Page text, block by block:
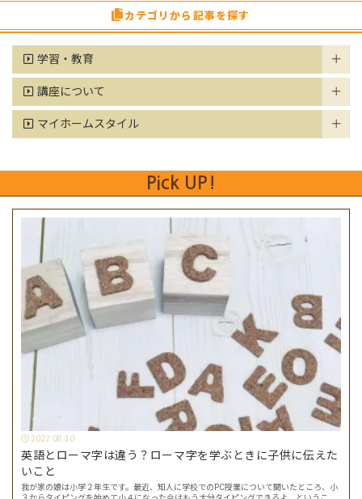
カテゴリから記事を探す
学習・教育
講座について
マイホームスタイル
Pick UP!
2022.08.30
英語とローマ字は違う？ローマ字を学ぶときに子供に伝えた
いこと
我が家の娘は小学２年生です。最近、知人に学校でのPC授業について聞いたところ、小